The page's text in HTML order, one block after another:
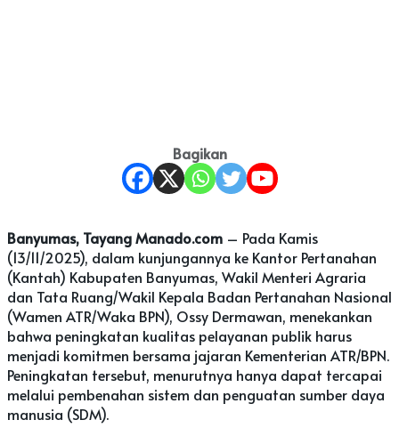
Bagikan
Banyumas, Tayang Manado.com – Pada Kamis
(13/11/2025), dalam kunjungannya ke Kantor Pertanahan
(Kantah) Kabupaten Banyumas, Wakil Menteri Agraria
dan Tata Ruang/Wakil Kepala Badan Pertanahan Nasional
(Wamen ATR/Waka BPN), Ossy Dermawan, menekankan
bahwa peningkatan kualitas pelayanan publik harus
menjadi komitmen bersama jajaran Kementerian ATR/BPN.
Peningkatan tersebut, menurutnya hanya dapat tercapai
melalui pembenahan sistem dan penguatan sumber daya
manusia (SDM).